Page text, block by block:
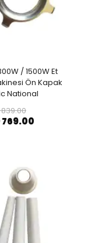
/ 1500W Et
Ön Kapak
National